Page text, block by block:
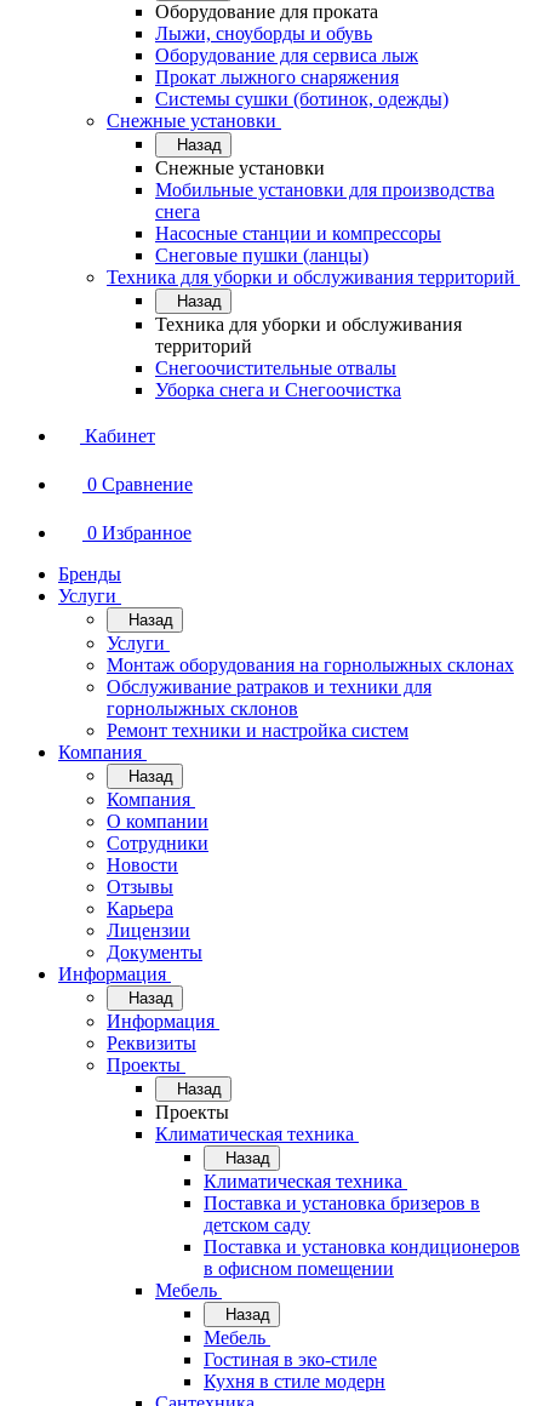
Оборудование для проката
Лыжи, сноуборды и обувь
Оборудование для сервисa лыж
Прокат лыжного снаряжения
Системы сушки (ботинок, одежды)
Снежные установки
Назад
Снежные установки
Мобильные установки для производства
снега
Насосные станции и компрессоры
Снеговые пушки (ланцы)
Техника для уборки и обслуживания территорий
Назад
Техника для уборки и обслуживания
территорий
Снегоочистительные отвалы
Уборка снега и Снегоочистка
Кабинет
0 Сравнение
0 Избранное
Бренды
Услуги
Назад
Услуги
Монтаж оборудования на горнолыжных склонах
Обслуживание ратраков и техники для
горнолыжных склонов
Ремонт техники и настройка систем
Компания
Назад
Компания
О компании
Сотрудники
Новости
Отзывы
Карьера
Лицензии
Документы
Информация
Назад
Информация
Реквизиты
Проекты
Назад
Проекты
Климатическая техника
Назад
Климатическая техника
Поставка и установка бризеров в
детском саду
Поставка и установка кондиционеров
в офисном помещении
Мебель
Назад
Мебель
Гостиная в эко-стиле
Кухня в стиле модерн